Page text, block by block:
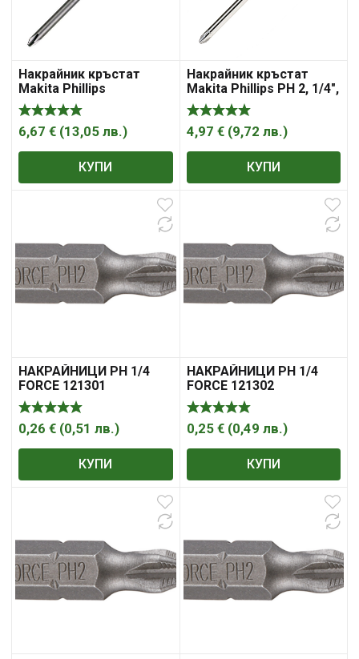
Накрайник кръстат
Makita Phillips
6,67 € (13,05 лв.)
КУПИ
Накрайник кръстат
Makita Phillips PH 2, 1/4″,
127 мм
4,97 € (9,72 лв.)
КУПИ
НАКРАЙНИЦИ PH 1/4
FORCE 121301
0,26 € (0,51 лв.)
КУПИ
НАКРАЙНИЦИ PH 1/4
FORCE 121302
0,25 € (0,49 лв.)
КУПИ